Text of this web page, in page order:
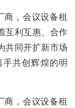
商，会议设备租
互利互惠、合作
共同开扩新市场
共创辉煌的明
商，会议设备租